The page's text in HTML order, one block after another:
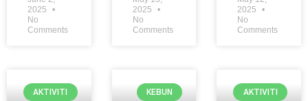
2025
No
Comments
2025
No
Comments
2025
No
Comments
AKTIVITI KEBUN AKTIVITI